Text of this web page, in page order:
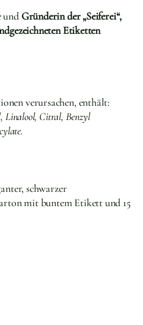
und Gründerin der „Seiferei“,
Etiketten
verursachen, enthält:
Linalool, Citral, Benzyl
schwarzer
mit buntem Etikett und 15